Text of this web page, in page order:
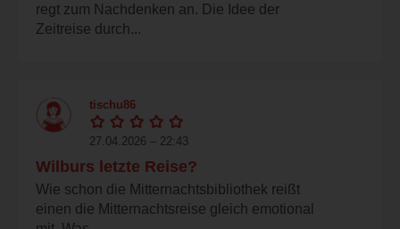
regt zum Nachdenken an. Die Idee der
Zeitreise durch...
tischu86
27.04.2026 – 22:43
Wilburs letzte Reise?
Wie schon die Mitternachtsbibliothek reißt
einen die Mitternachtsreise gleich emotional